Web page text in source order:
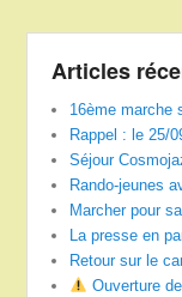
Articles
16ème marche
Rappel : le 25/
Séjour
Rando-jeunes
Marcher pour
La presse en
Retour sur le
Ouverture